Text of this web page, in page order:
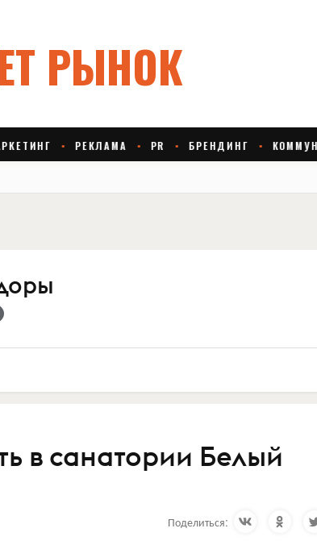
в санатории Белый
Поделиться: